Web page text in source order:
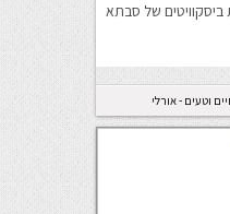
ביסקוויטים של סבתא
וטעים - אורלי